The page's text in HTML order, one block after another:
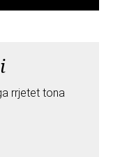
rrjetet tona